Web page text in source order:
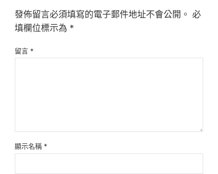
發佈留言必須填寫的電子郵件地址不會公開。 必
填欄位標示為 *
留言 *
顯示名稱 *